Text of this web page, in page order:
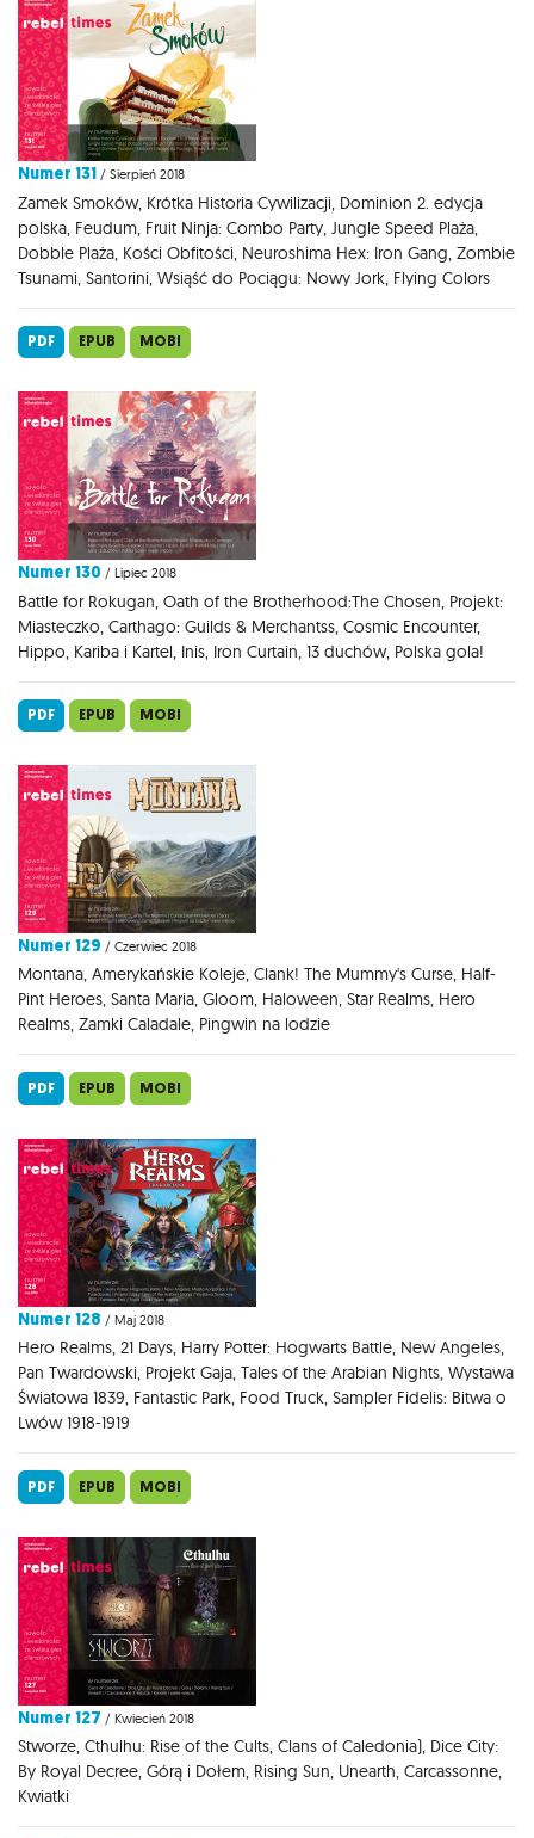
Numer 131 / Sierpień 2018
Zamek Smoków, Krótka Historia Cywilizacji, Dominion 2. edycja
polska, Feudum, Fruit Ninja: Combo Party, Jungle Speed Plaża,
Dobble Plaża, Kości Obfitości, Neuroshima Hex: Iron Gang, Zombie
Tsunami, Santorini, Wsiąść do Pociągu: Nowy Jork, Flying Colors
PDF EPUB MOBI
Numer 130 / Lipiec 2018
Battle for Rokugan, Oath of the Brotherhood:The Chosen, Projekt:
Miasteczko, Carthago: Guilds & Merchantss, Cosmic Encounter,
Hippo, Kariba i Kartel, Inis, Iron Curtain, 13 duchów, Polska gola!
PDF EPUB MOBI
Numer 129 / Czerwiec 2018
Montana, Amerykańskie Koleje, Clank! The Mummy's Curse, Half-
Pint Heroes, Santa Maria, Gloom, Haloween, Star Realms, Hero
Realms, Zamki Caladale, Pingwin na lodzie
PDF EPUB MOBI
Numer 128 / Maj 2018
Hero Realms, 21 Days, Harry Potter: Hogwarts Battle, New Angeles,
Pan Twardowski, Projekt Gaja, Tales of the Arabian Nights, Wystawa
Światowa 1839, Fantastic Park, Food Truck, Sampler Fidelis: Bitwa o
Lwów 1918-1919
PDF EPUB MOBI
Numer 127 / Kwiecień 2018
Stworze, Cthulhu: Rise of the Cults, Clans of Caledonia), Dice City:
By Royal Decree, Górą i Dołem, Rising Sun, Unearth, Carcassonne,
Kwiatki